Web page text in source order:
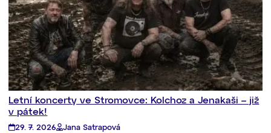
Letní koncerty ve Stromovce: Kolchoz a Jenakaši – již
v pátek!
29. 7. 2026
Jana Satrapová